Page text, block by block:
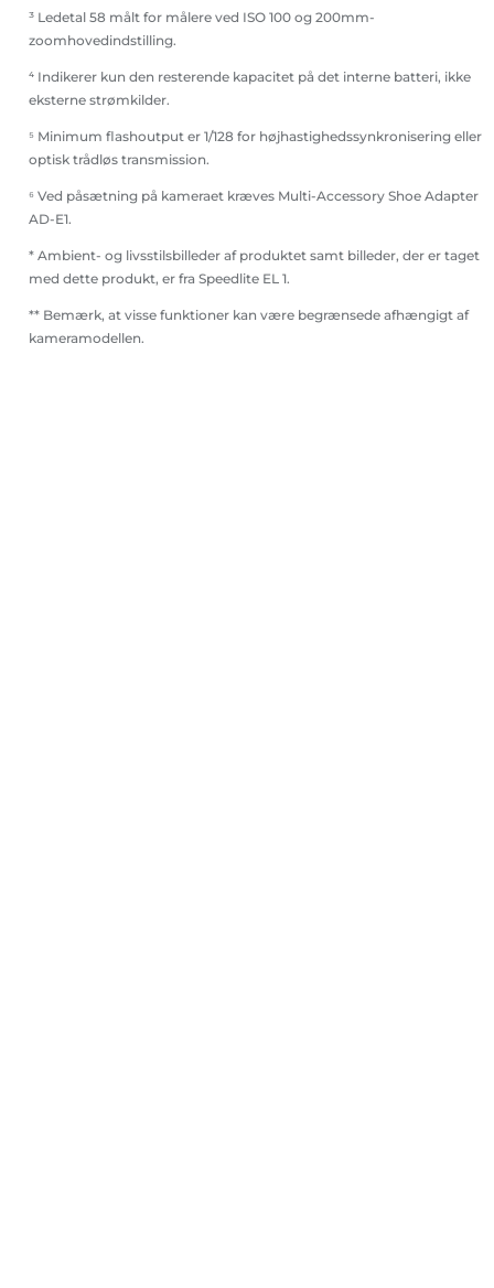
³ Ledetal 58 målt for målere ved ISO 100 og 200mm-
zoomhovedindstilling.
⁴ Indikerer kun den resterende kapacitet på det interne batteri, ikke
eksterne strømkilder.
⁵ Minimum flashoutput er 1/128 for højhastighedssynkronisering eller
optisk trådløs transmission.
⁶ Ved påsætning på kameraet kræves Multi-Accessory Shoe Adapter
AD-E1.
* Ambient- og livsstilsbilleder af produktet samt billeder, der er taget
med dette produkt, er fra Speedlite EL 1.
** Bemærk, at visse funktioner kan være begrænsede afhængigt af
kameramodellen.